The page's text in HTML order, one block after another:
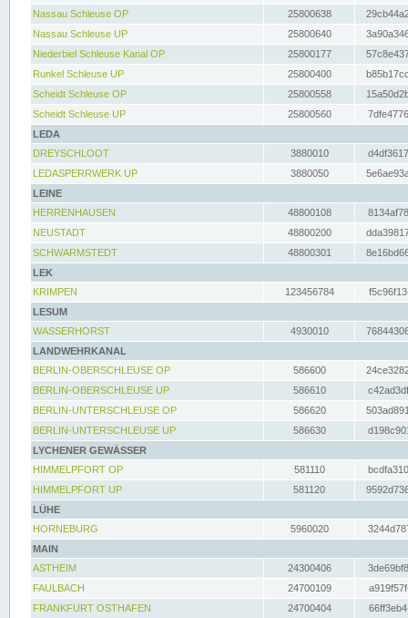
Nassau Schleuse OP
25800638
Nassau Schleuse UP
25800640
Niederbiel Schleuse Kanal OP
25800177
Runkel Schleuse UP
25800400
Scheidt Schleuse OP
25800558
Scheidt Schleuse UP
25800560
LEDA
DREYSCHLOOT
3880010
LEDASPERRWERK UP
3880050
LEINE
HERRENHAUSEN
48800108
NEUSTADT
48800200
SCHWARMSTEDT
48800301
LEK
KRIMPEN
123456784
LESUM
WASSERHORST
4930010
LANDWEHRKANAL
BERLIN-OBERSCHLEUSE OP
586600
BERLIN-OBERSCHLEUSE UP
586610
BERLIN-UNTERSCHLEUSE OP
586620
BERLIN-UNTERSCHLEUSE UP
586630
LYCHENER GEWÄSSER
HIMMELPFORT OP
581110
HIMMELPFORT UP
581120
LÜHE
HORNEBURG
5960020
MAIN
ASTHEIM
24300406
FAULBACH
24700109
FRANKFURT OSTHAFEN
24700404